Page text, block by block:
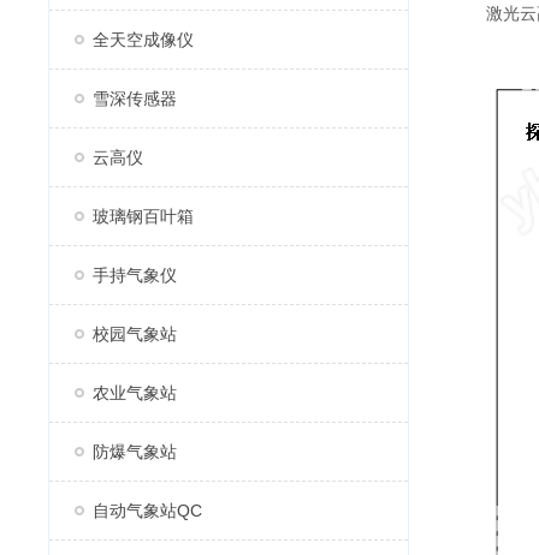
全天空成像仪
雪深传感器
云高仪
玻璃钢百叶箱
手持气象仪
校园气象站
农业气象站
防爆气象站
自动气象站QC
激光云